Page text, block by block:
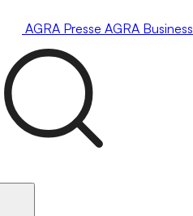
AGRA Presse AGRA Business